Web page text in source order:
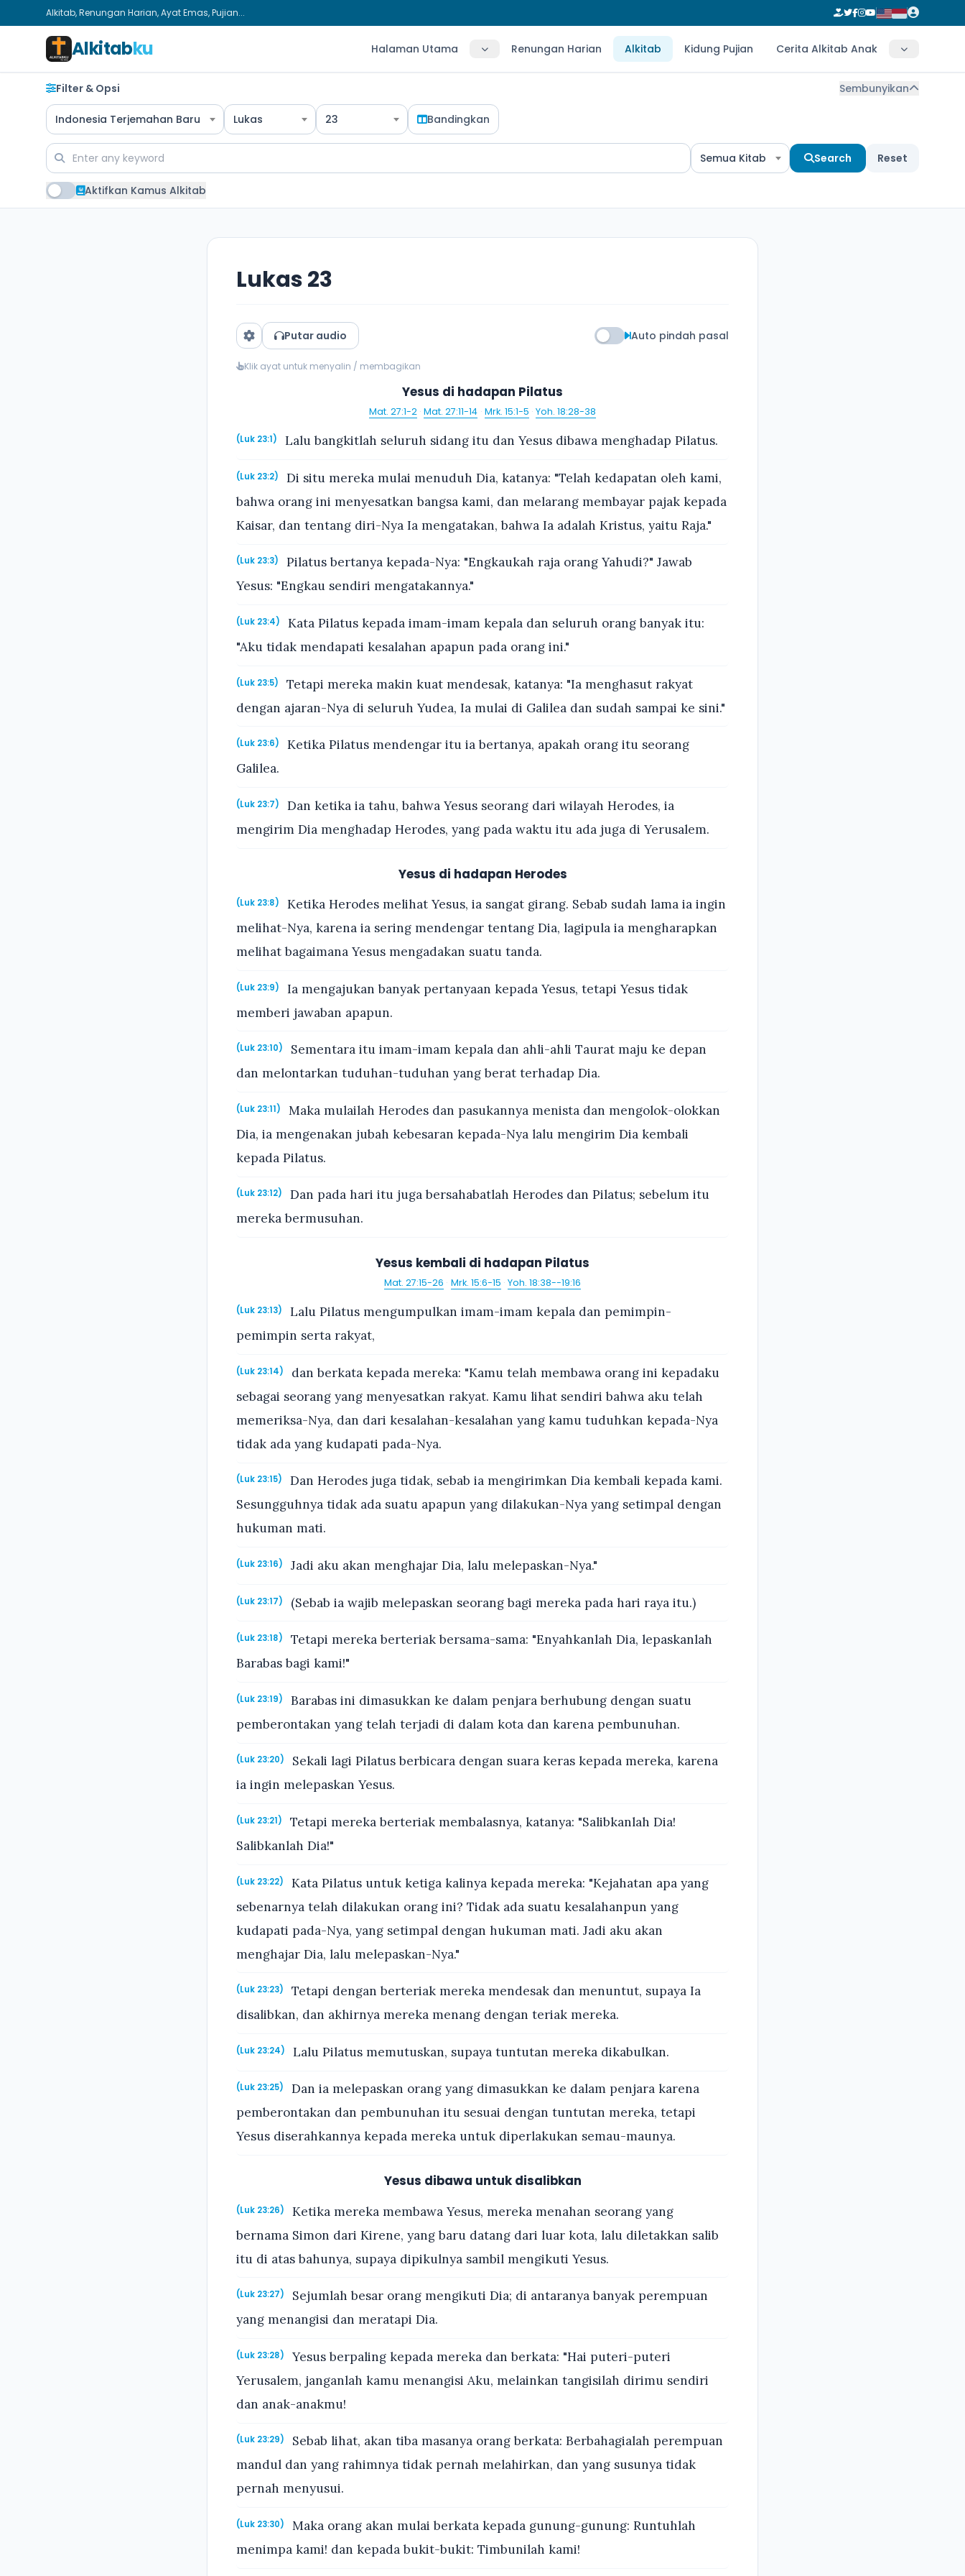
Alkitab, Renungan Harian, Ayat Emas, Pujian...
Alkitabku Halaman Utama Renungan Harian Alkitab Kidung Pujian Cerita Alkitab Anak
Filter & Opsi Sembunyikan
Indonesia Terjemahan Baru Lukas 23 Bandingkan
Semua Kitab Search Reset
Aktifkan Kamus Alkitab
Lukas 23
Putar audio Auto pindah pasal
Klik ayat untuk menyalin / membagikan
Yesus di hadapan Pilatus
Mat. 27:1-2 · Mat. 27:11-14 · Mrk. 15:1-5 · Yoh. 18:28-38
(Luk 23:1) Lalu bangkitlah seluruh sidang itu dan Yesus dibawa menghadap Pilatus.
(Luk 23:2)
Di situ mereka mulai menuduh Dia, katanya: "Telah kedapatan oleh kami,
bahwa orang ini menyesatkan bangsa kami, dan melarang membayar pajak kepada
Kaisar, dan tentang diri-Nya Ia mengatakan, bahwa Ia adalah Kristus, yaitu Raja."
(Luk 23:3)
Pilatus bertanya kepada-Nya: "Engkaukah raja orang Yahudi?" Jawab
Yesus: "Engkau sendiri mengatakannya."
(Luk 23:4)
Kata Pilatus kepada imam-imam kepala dan seluruh orang banyak itu:
"Aku tidak mendapati kesalahan apapun pada orang ini."
(Luk 23:5)
Tetapi mereka makin kuat mendesak, katanya: "Ia menghasut rakyat
dengan ajaran-Nya di seluruh Yudea, Ia mulai di Galilea dan sudah sampai ke sini."
(Luk 23:6)
Ketika Pilatus mendengar itu ia bertanya, apakah orang itu seorang
Galilea.
(Luk 23:7)
Dan ketika ia tahu, bahwa Yesus seorang dari wilayah Herodes, ia
mengirim Dia menghadap Herodes, yang pada waktu itu ada juga di Yerusalem.
Yesus di hadapan Herodes
(Luk 23:8)
Ketika Herodes melihat Yesus, ia sangat girang. Sebab sudah lama ia ingin
melihat-Nya, karena ia sering mendengar tentang Dia, lagipula ia mengharapkan
melihat bagaimana Yesus mengadakan suatu tanda.
(Luk 23:9)
Ia mengajukan banyak pertanyaan kepada Yesus, tetapi Yesus tidak
memberi jawaban apapun.
(Luk 23:10)
Sementara itu imam-imam kepala dan ahli-ahli Taurat maju ke depan
dan melontarkan tuduhan-tuduhan yang berat terhadap Dia.
(Luk 23:11)
Maka mulailah Herodes dan pasukannya menista dan mengolok-olokkan
Dia, ia mengenakan jubah kebesaran kepada-Nya lalu mengirim Dia kembali
kepada Pilatus.
(Luk 23:12)
Dan pada hari itu juga bersahabatlah Herodes dan Pilatus; sebelum itu
mereka bermusuhan.
Yesus kembali di hadapan Pilatus
Mat. 27:15-26 · Mrk. 15:6-15 · Yoh. 18:38--19:16
(Luk 23:13)
Lalu Pilatus mengumpulkan imam-imam kepala dan pemimpin-
pemimpin serta rakyat,
(Luk 23:14)
dan berkata kepada mereka: "Kamu telah membawa orang ini kepadaku
sebagai seorang yang menyesatkan rakyat. Kamu lihat sendiri bahwa aku telah
memeriksa-Nya, dan dari kesalahan-kesalahan yang kamu tuduhkan kepada-Nya
tidak ada yang kudapati pada-Nya.
(Luk 23:15)
Dan Herodes juga tidak, sebab ia mengirimkan Dia kembali kepada kami.
Sesungguhnya tidak ada suatu apapun yang dilakukan-Nya yang setimpal dengan
hukuman mati.
(Luk 23:16) Jadi aku akan menghajar Dia, lalu melepaskan-Nya."
(Luk 23:17) (Sebab ia wajib melepaskan seorang bagi mereka pada hari raya itu.)
(Luk 23:18)
Tetapi mereka berteriak bersama-sama: "Enyahkanlah Dia, lepaskanlah
Barabas bagi kami!"
(Luk 23:19)
Barabas ini dimasukkan ke dalam penjara berhubung dengan suatu
pemberontakan yang telah terjadi di dalam kota dan karena pembunuhan.
(Luk 23:20)
Sekali lagi Pilatus berbicara dengan suara keras kepada mereka, karena
ia ingin melepaskan Yesus.
(Luk 23:21)
Tetapi mereka berteriak membalasnya, katanya: "Salibkanlah Dia!
Salibkanlah Dia!"
(Luk 23:22)
Kata Pilatus untuk ketiga kalinya kepada mereka: "Kejahatan apa yang
sebenarnya telah dilakukan orang ini? Tidak ada suatu kesalahanpun yang
kudapati pada-Nya, yang setimpal dengan hukuman mati. Jadi aku akan
menghajar Dia, lalu melepaskan-Nya."
(Luk 23:23)
Tetapi dengan berteriak mereka mendesak dan menuntut, supaya Ia
disalibkan, dan akhirnya mereka menang dengan teriak mereka.
(Luk 23:24) Lalu Pilatus memutuskan, supaya tuntutan mereka dikabulkan.
(Luk 23:25)
Dan ia melepaskan orang yang dimasukkan ke dalam penjara karena
pemberontakan dan pembunuhan itu sesuai dengan tuntutan mereka, tetapi
Yesus diserahkannya kepada mereka untuk diperlakukan semau-maunya.
Yesus dibawa untuk disalibkan
(Luk 23:26)
Ketika mereka membawa Yesus, mereka menahan seorang yang
bernama Simon dari Kirene, yang baru datang dari luar kota, lalu diletakkan salib
itu di atas bahunya, supaya dipikulnya sambil mengikuti Yesus.
(Luk 23:27)
Sejumlah besar orang mengikuti Dia; di antaranya banyak perempuan
yang menangisi dan meratapi Dia.
(Luk 23:28)
Yesus berpaling kepada mereka dan berkata: "Hai puteri-puteri
Yerusalem, janganlah kamu menangisi Aku, melainkan tangisilah dirimu sendiri
dan anak-anakmu!
(Luk 23:29)
Sebab lihat, akan tiba masanya orang berkata: Berbahagialah perempuan
mandul dan yang rahimnya tidak pernah melahirkan, dan yang susunya tidak
pernah menyusui.
(Luk 23:30)
Maka orang akan mulai berkata kepada gunung-gunung: Runtuhlah
menimpa kami! dan kepada bukit-bukit: Timbunilah kami!